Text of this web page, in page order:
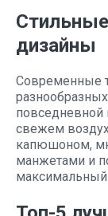
дизайны
Современные
повседневной
свежем
капюшоном,
манжетами и
максимальный